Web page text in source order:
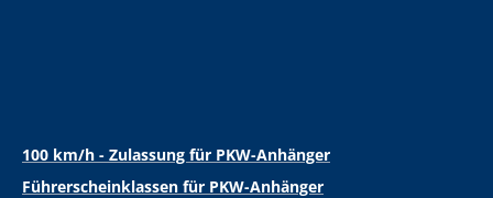
100 km/h - Zulassung für PKW-Anhänger
Führerscheinklassen für PKW-Anhänger